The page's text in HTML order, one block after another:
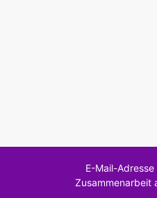
E-Mail-
Zusammenarbeit